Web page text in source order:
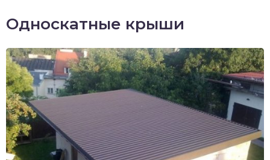
Односкатные крыши